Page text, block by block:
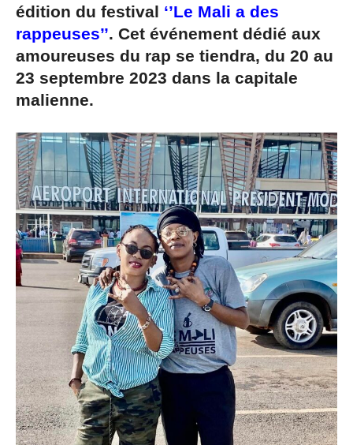
édition du festival ‘’Le Mali a des
rappeuses’’. Cet événement dédié aux
amoureuses du rap se tiendra, du 20 au
23 septembre 2023 dans la capitale
malienne.